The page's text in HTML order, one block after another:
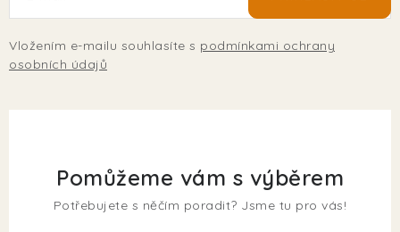
Vložením e-mailu souhlasíte s podmínkami ochrany
osobních údajů
Pomůžeme vám s výběrem
Potřebujete s něčím poradit? Jsme tu pro vás!